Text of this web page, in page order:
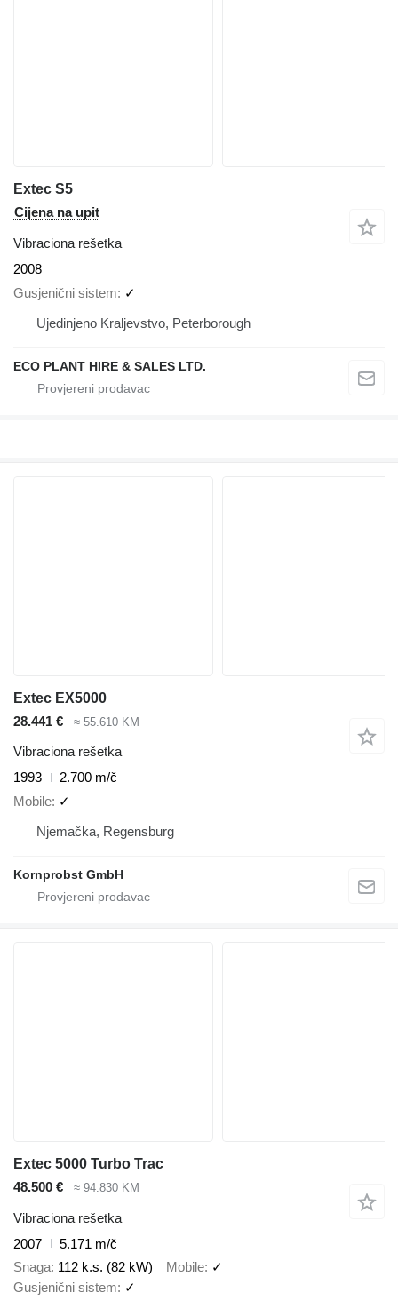
Extec S5
Cijena na upit
Vibraciona rešetka
2008
Gusjenični sistem
✓
Ujedinjeno Kraljevstvo, Peterborough
ECO PLANT HIRE & SALES LTD.
Extec EX5000
28.441 €
≈ 55.610 KM
Vibraciona rešetka
1993
2.700 m/č
Mobile ✓
Njemačka, Regensburg
Kornprobst GmbH
Extec 5000 Turbo Trac
48.500 €
≈ 94.830 KM
Vibraciona rešetka
2007
5.171 m/č
Snaga 112 k.s. (82 kW) Mobile ✓
Gusjenični sistem
✓